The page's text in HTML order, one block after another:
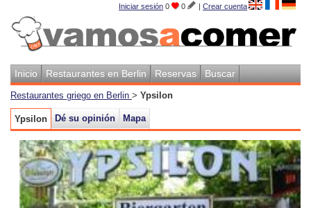
Iniciar sesión 0 0 | Crear cuenta
Inicio Restaurantes en Berlin Reservas Buscar
Restaurantes griego en Berlin > Ypsilon
Ypsilon Dé su opinión Mapa